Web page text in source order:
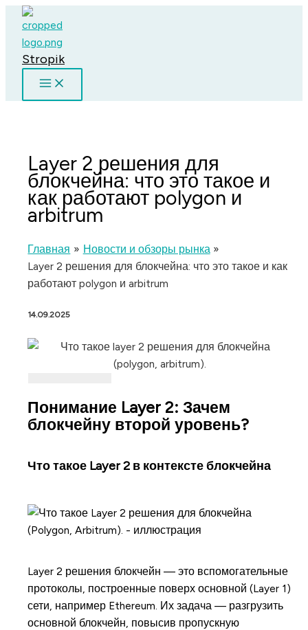
Перейти
содержимому
Stropik
Layer 2 решения для
блокчейна: что это такое и
как работают polygon и
arbitrum
Главная
Новости и обзоры рынка
Layer 2 решения для блокчейна: что это такое и как
работают polygon и arbitrum
14.09.2025
Понимание Layer 2: Зачем
блокчейну второй уровень?
Что такое Layer 2 в контексте блокчейна
Layer 2 решения блокчейн — это вспомогательные
протоколы, построенные поверх основной (Layer 1)
сети, например Ethereum. Их задача — разгрузить
основной блокчейн, повысив пропускную